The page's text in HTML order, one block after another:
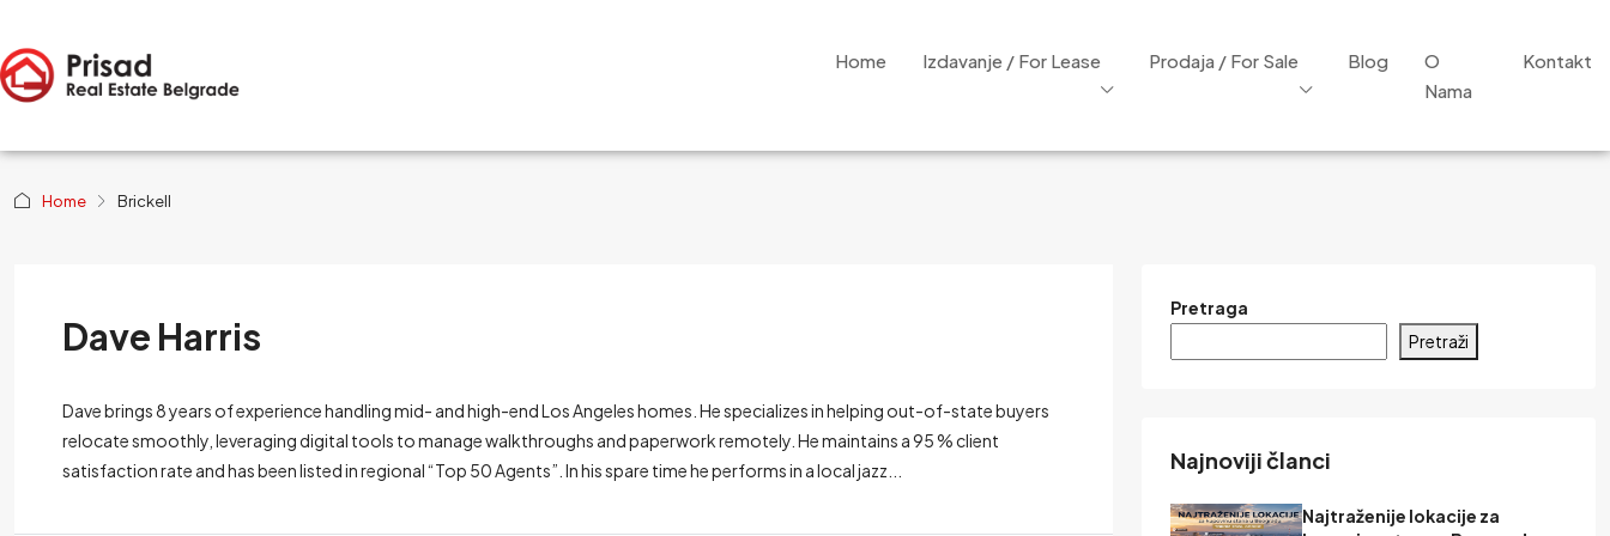
Home Izdavanje / For Lease Prodaja / For Sale Blog
O
Nama
Kontakt
Home Brickell
Dave Harris
Dave brings 8 years of experience handling mid- and high-end Los Angeles homes. He specializes in helping out-of-state buyers
relocate smoothly, leveraging digital tools to manage walkthroughs and paperwork remotely. He maintains a 95 % client
satisfaction rate and has been listed in regional “Top 50 Agents”. In his spare time he performs in a local jazz...
Pretraga
Pretraži
Najnoviji članci
Najtraženije lokacije za